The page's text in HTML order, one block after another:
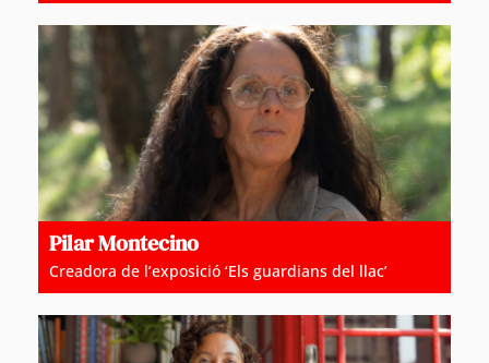
Pilar Montecino
Creadora de l’exposició ‘Els guardians del llac’